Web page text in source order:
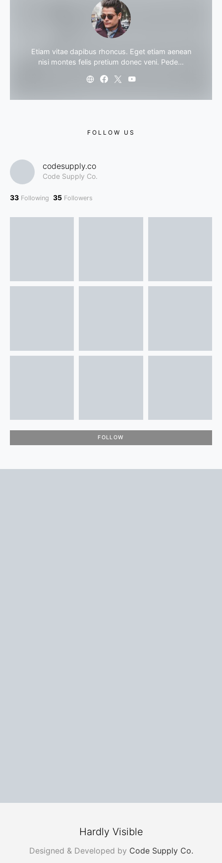
Etiam vitae dapibus rhoncus. Eget etiam aenean
nisi montes felis pretium donec veni. Pede…
FOLLOW US
codesupply.co
Code Supply Co.
33 Following 35 Followers
FOLLOW
Hardly Visible
Designed & Developed by Code Supply Co.